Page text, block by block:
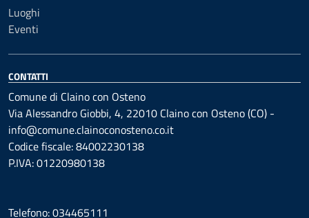
Luoghi
Eventi
CONTATTI
Comune di Claino con Osteno
Via Alessandro Giobbi, 4, 22010 Claino con Osteno (CO) -
info@comune.clainoconosteno.co.it
Codice fiscale: 84002230138
P.IVA: 01220980138
Telefono: 034465111